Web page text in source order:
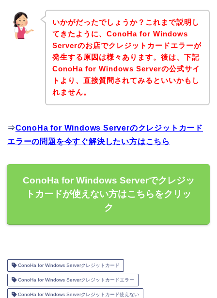
いかがだったでしょうか？これまで説明し
てきたように、ConoHa for Windows
Serverのお店でクレジットカードエラーが
発生する原因は様々あります。後は、下記
ConoHa for Windows Serverの公式サイ
トより、直接質問されてみるといいかもし
れません。
⇒ConoHa for Windows Serverのクレジットカード
エラーの問題を今すぐ解決したい方はこちら
ConoHa for Windows Serverでクレジッ
トカードが使えない方はこちらをクリッ
ク
ConoHa for Windows Serverクレジットカード
ConoHa for Windows Serverクレジットカードエラー
ConoHa for Windows Serverクレジットカード使えない